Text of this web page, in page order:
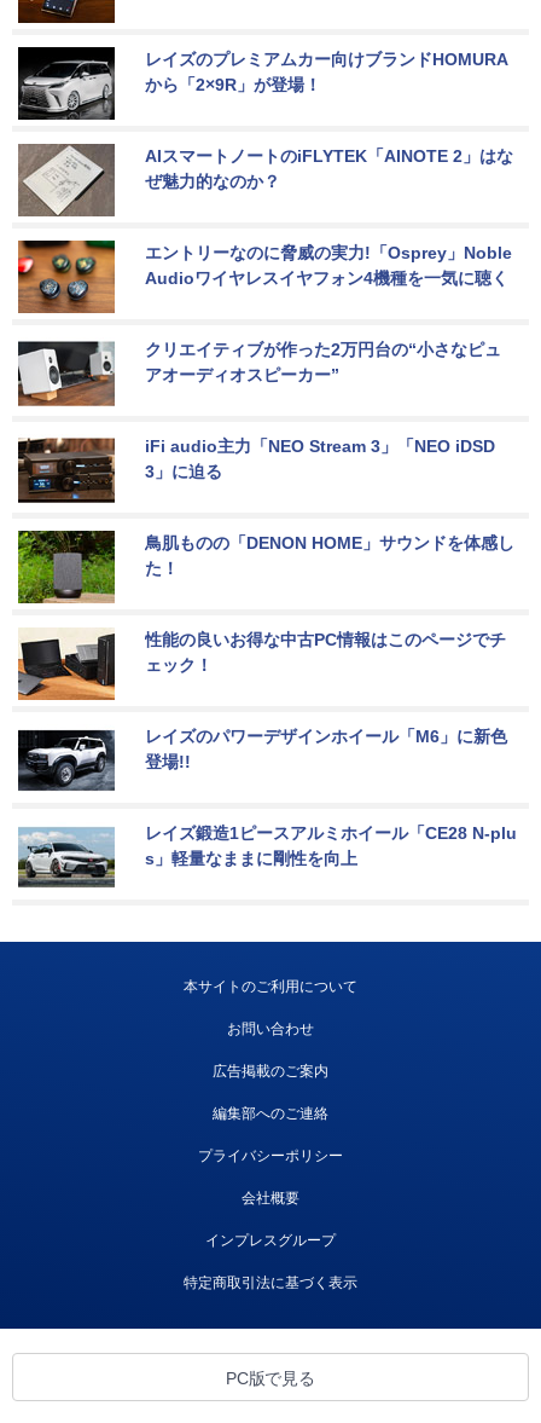
レイズのプレミアムカー向けブランドHOMURA
から「2×9R」が登場！
AIスマートノートのiFLYTEK「AINOTE 2」はな
ぜ魅力的なのか？
エントリーなのに脅威の実力!「Osprey」Noble
Audioワイヤレスイヤフォン4機種を一気に聴く
クリエイティブが作った2万円台の“小さなピュ
アオーディオスピーカー”
iFi audio主力「NEO Stream 3」「NEO iDSD
3」に迫る
鳥肌ものの「DENON HOME」サウンドを体感し
た！
性能の良いお得な中古PC情報はこのページでチ
ェック！
レイズのパワーデザインホイール「M6」に新色
登場!!
レイズ鍛造1ピースアルミホイール「CE28 N-plu
s」軽量なままに剛性を向上
本サイトのご利用について
お問い合わせ
広告掲載のご案内
編集部へのご連絡
プライバシーポリシー
会社概要
インプレスグループ
特定商取引法に基づく表示
PC版で見る